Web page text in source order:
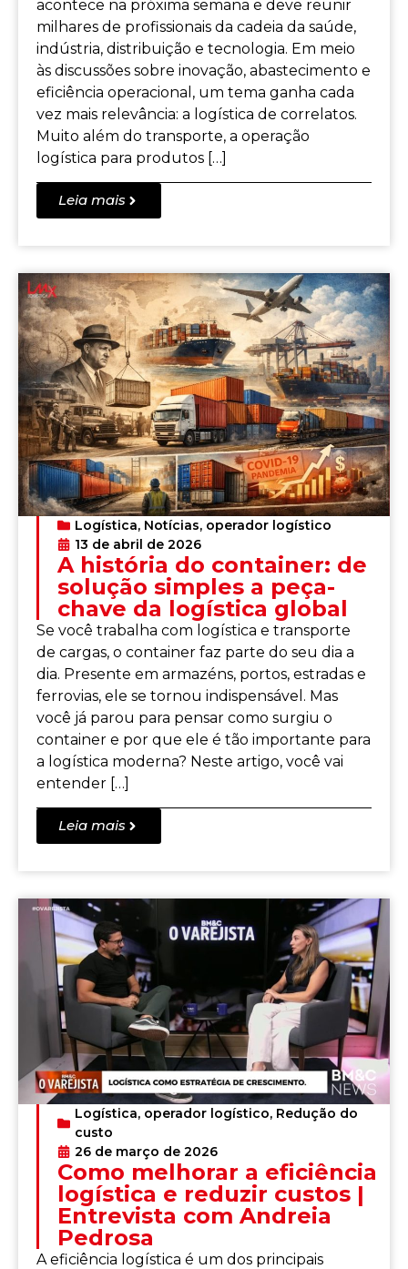
acontece na próxima semana e deve reunir
milhares de profissionais da cadeia da saúde,
indústria, distribuição e tecnologia. Em meio
às discussões sobre inovação, abastecimento e
eficiência operacional, um tema ganha cada
vez mais relevância: a logística de correlatos.
Muito além do transporte, a operação
logística para produtos […]
Leia mais
Logística, Notícias, operador logístico
13 de abril de 2026
A história do container: de
solução simples a peça-
chave da logística global
Se você trabalha com logística e transporte
de cargas, o container faz parte do seu dia a
dia. Presente em armazéns, portos, estradas e
ferrovias, ele se tornou indispensável. Mas
você já parou para pensar como surgiu o
container e por que ele é tão importante para
a logística moderna? Neste artigo, você vai
entender […]
Leia mais
Logística, operador logístico, Redução do
custo
26 de março de 2026
Como melhorar a eficiência
logística e reduzir custos |
Entrevista com Andreia
Pedrosa
A eficiência logística é um dos principais